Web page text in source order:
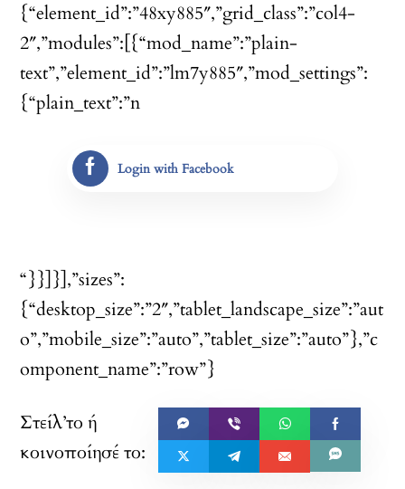
{“element_id”:”48xy885″,”grid_class”:”col4-
2″,”modules”:[{“mod_name”:”plain-
text”,”element_id”:”lm7y885″,”mod_settings”:
{“plain_text”:”n
Login with Facebook
“}}]}],”sizes”:
{“desktop_size”:”2″,”tablet_landscape_size”:”aut
o”,”mobile_size”:”auto”,”tablet_size”:”auto”},”c
omponent_name”:”row”}